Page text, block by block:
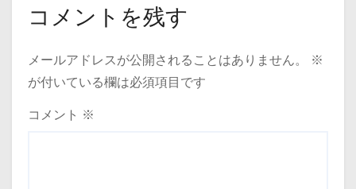
コメントを残す
メールアドレスが公開されることはありません。
※
が付いている欄は必須項目です
コメント ※